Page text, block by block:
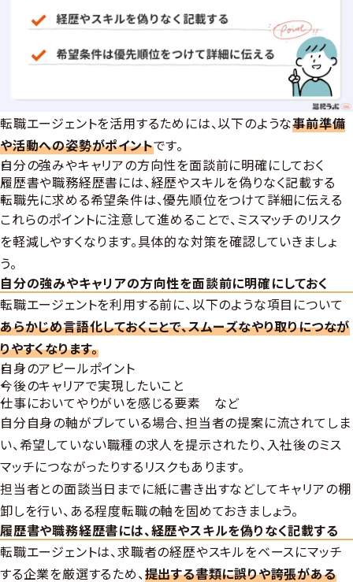
転職エージェントを活用するためには、以下のような事前準備
や活動への姿勢がポイントです。
自分の強みやキャリアの方向性を面談前に明確にしておく
履歴書や職務経歴書には、経歴やスキルを偽りなく記載する
転職先に求める希望条件は、優先順位をつけて詳細に伝える
これらのポイントに注意して進めることで、ミスマッチのリスク
を軽減しやすくなります。具体的な対策を確認していきましょ
う。
自分の強みやキャリアの方向性を面談前に明確にしておく
転職エージェントを利用する前に、以下のような項目について
あらかじめ言語化しておくことで、スムーズなやり取りにつなが
りやすくなります。
自身のアピールポイント
今後のキャリアで実現したいこと
仕事においてやりがいを感じる要素 など
自分自身の軸がブレている場合、担当者の提案に流されてしま
い、希望していない職種の求人を提示されたり、入社後のミス
マッチにつながったりするリスクもあります。
担当者との面談当日までに紙に書き出すなどしてキャリアの棚
卸しを行い、ある程度転職の軸を固めておきましょう。
履歴書や職務経歴書には、経歴やスキルを偽りなく記載する
転職エージェントは、求職者の経歴やスキルをベースにマッチ
する企業を厳選するため、提出する書類に誤りや誇張がある